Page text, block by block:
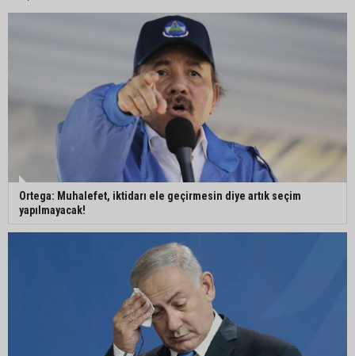
Ortega: Muhalefet, iktidarı ele geçirmesin diye artık seçim
yapılmayacak!